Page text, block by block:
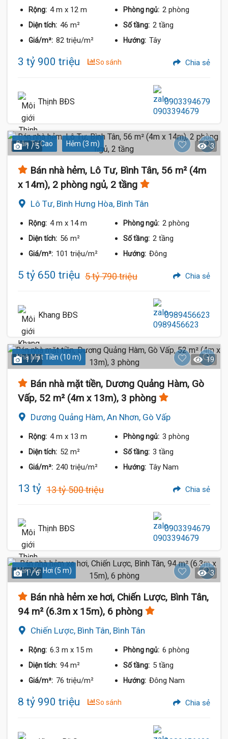
Rộng: 4 m x 12 m Phòng ngủ: 2 phòng
Diện tích: 46 m² Số tầng: 2 tầng
Giá/m²: 82 triệu/m² Hướng: Tây
3 tỷ 900 triệu So sánh Chia sẻ
Thịnh BĐS 0903394679
Dân Trí Cao Hẻm (3 m)
1 / 5 3
Bán nhà hẻm, Lô Tư, Bình Tân, 56 m² (4m
x 14m), 2 phòng ngủ, 2 tầng
Lô Tư, Bình Hưng Hòa, Bình Tân
Rộng: 4 m x 14 m Phòng ngủ: 2 phòng
Diện tích: 56 m² Số tầng: 2 tầng
Giá/m²: 101 triệu/m² Hướng: Đông
5 tỷ 650 triệu 5 tỷ 790 triệu Chia sẻ
Khang BĐS 0989456623
Nhà Mặt Tiền (10 m)
1 / 7 19
Bán nhà mặt tiền, Dương Quảng Hàm, Gò
Vấp, 52 m² (4m x 13m), 3 phòng
Dương Quảng Hàm, An Nhơn, Gò Vấp
Rộng: 4 m x 13 m Phòng ngủ: 3 phòng
Diện tích: 52 m² Số tầng: 3 tầng
Giá/m²: 240 triệu/m² Hướng: Tây Nam
13 tỷ 13 tỷ 500 triệu Chia sẻ
Thịnh BĐS 0903394679
Hẻm Xe Hơi (5 m)
1 / 6 3
Bán nhà hẻm xe hơi, Chiến Lược, Bình Tân,
94 m² (6.3m x 15m), 6 phòng
Chiến Lược, Bình Tân, Bình Tân
Rộng: 6.3 m x 15 m Phòng ngủ: 6 phòng
Diện tích: 94 m² Số tầng: 5 tầng
Giá/m²: 76 triệu/m² Hướng: Đông Nam
8 tỷ 990 triệu So sánh Chia sẻ